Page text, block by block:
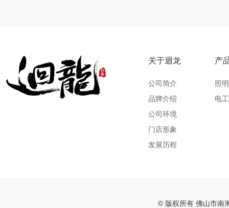
关于迴龙
公司简介
品牌介绍
公司环境
门店形象
发展历程
产
照
电
© 版权所有 佛山市南